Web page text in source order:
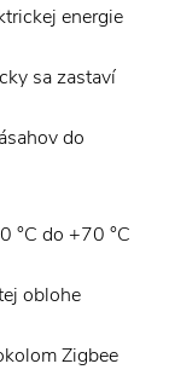
energie
sa zastaví
do
°C do +70 °C
oblohe
Zigbee